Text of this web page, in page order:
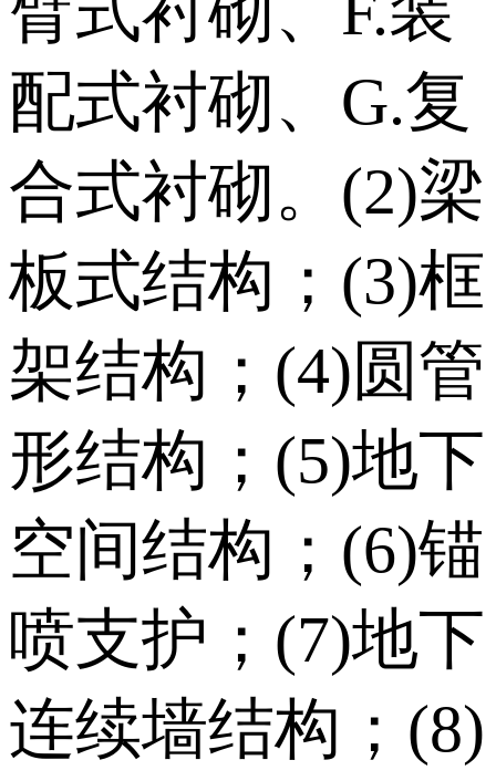
配式衬砌、G.复
合式衬砌。(2)梁
板式结构；(3)框
架结构；(4)圆管
形结构；(5)地下
空间结构；(6)锚
喷支护；(7)地下
连续墙结构；(8)